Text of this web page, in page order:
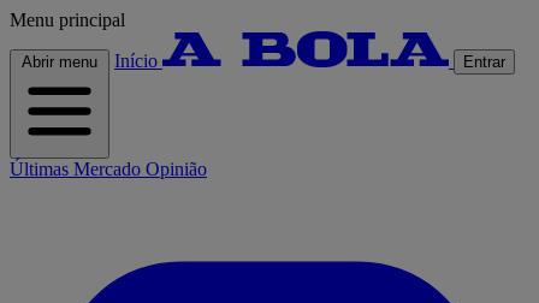
Menu principal
Abrir menu Início Entrar
Últimas Mercado Opinião